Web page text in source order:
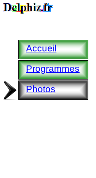
Accueil
Programmes
Photos